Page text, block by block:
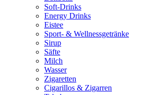
Soft-Drinks
Energy Drinks
Eistee
Sport- & Wellnessgetränke
Sirup
Säfte
Milch
Wasser
Zigaretten
Cigarillos & Zigarren